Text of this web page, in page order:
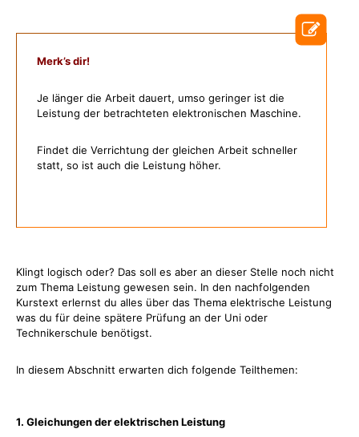
Merk’s dir!
Je länger die Arbeit dauert, umso geringer ist die
Leistung der betrachteten elektronischen Maschine.
Findet die Verrichtung der gleichen Arbeit schneller
statt, so ist auch die Leistung höher.
Klingt logisch oder? Das soll es aber an dieser Stelle noch nicht
zum Thema Leistung gewesen sein. In den nachfolgenden
Kurstext erlernst du alles über das Thema elektrische Leistung
was du für deine spätere Prüfung an der Uni oder
Technikerschule benötigst.
In diesem Abschnitt erwarten dich folgende Teilthemen:
1. Gleichungen der elektrischen Leistung